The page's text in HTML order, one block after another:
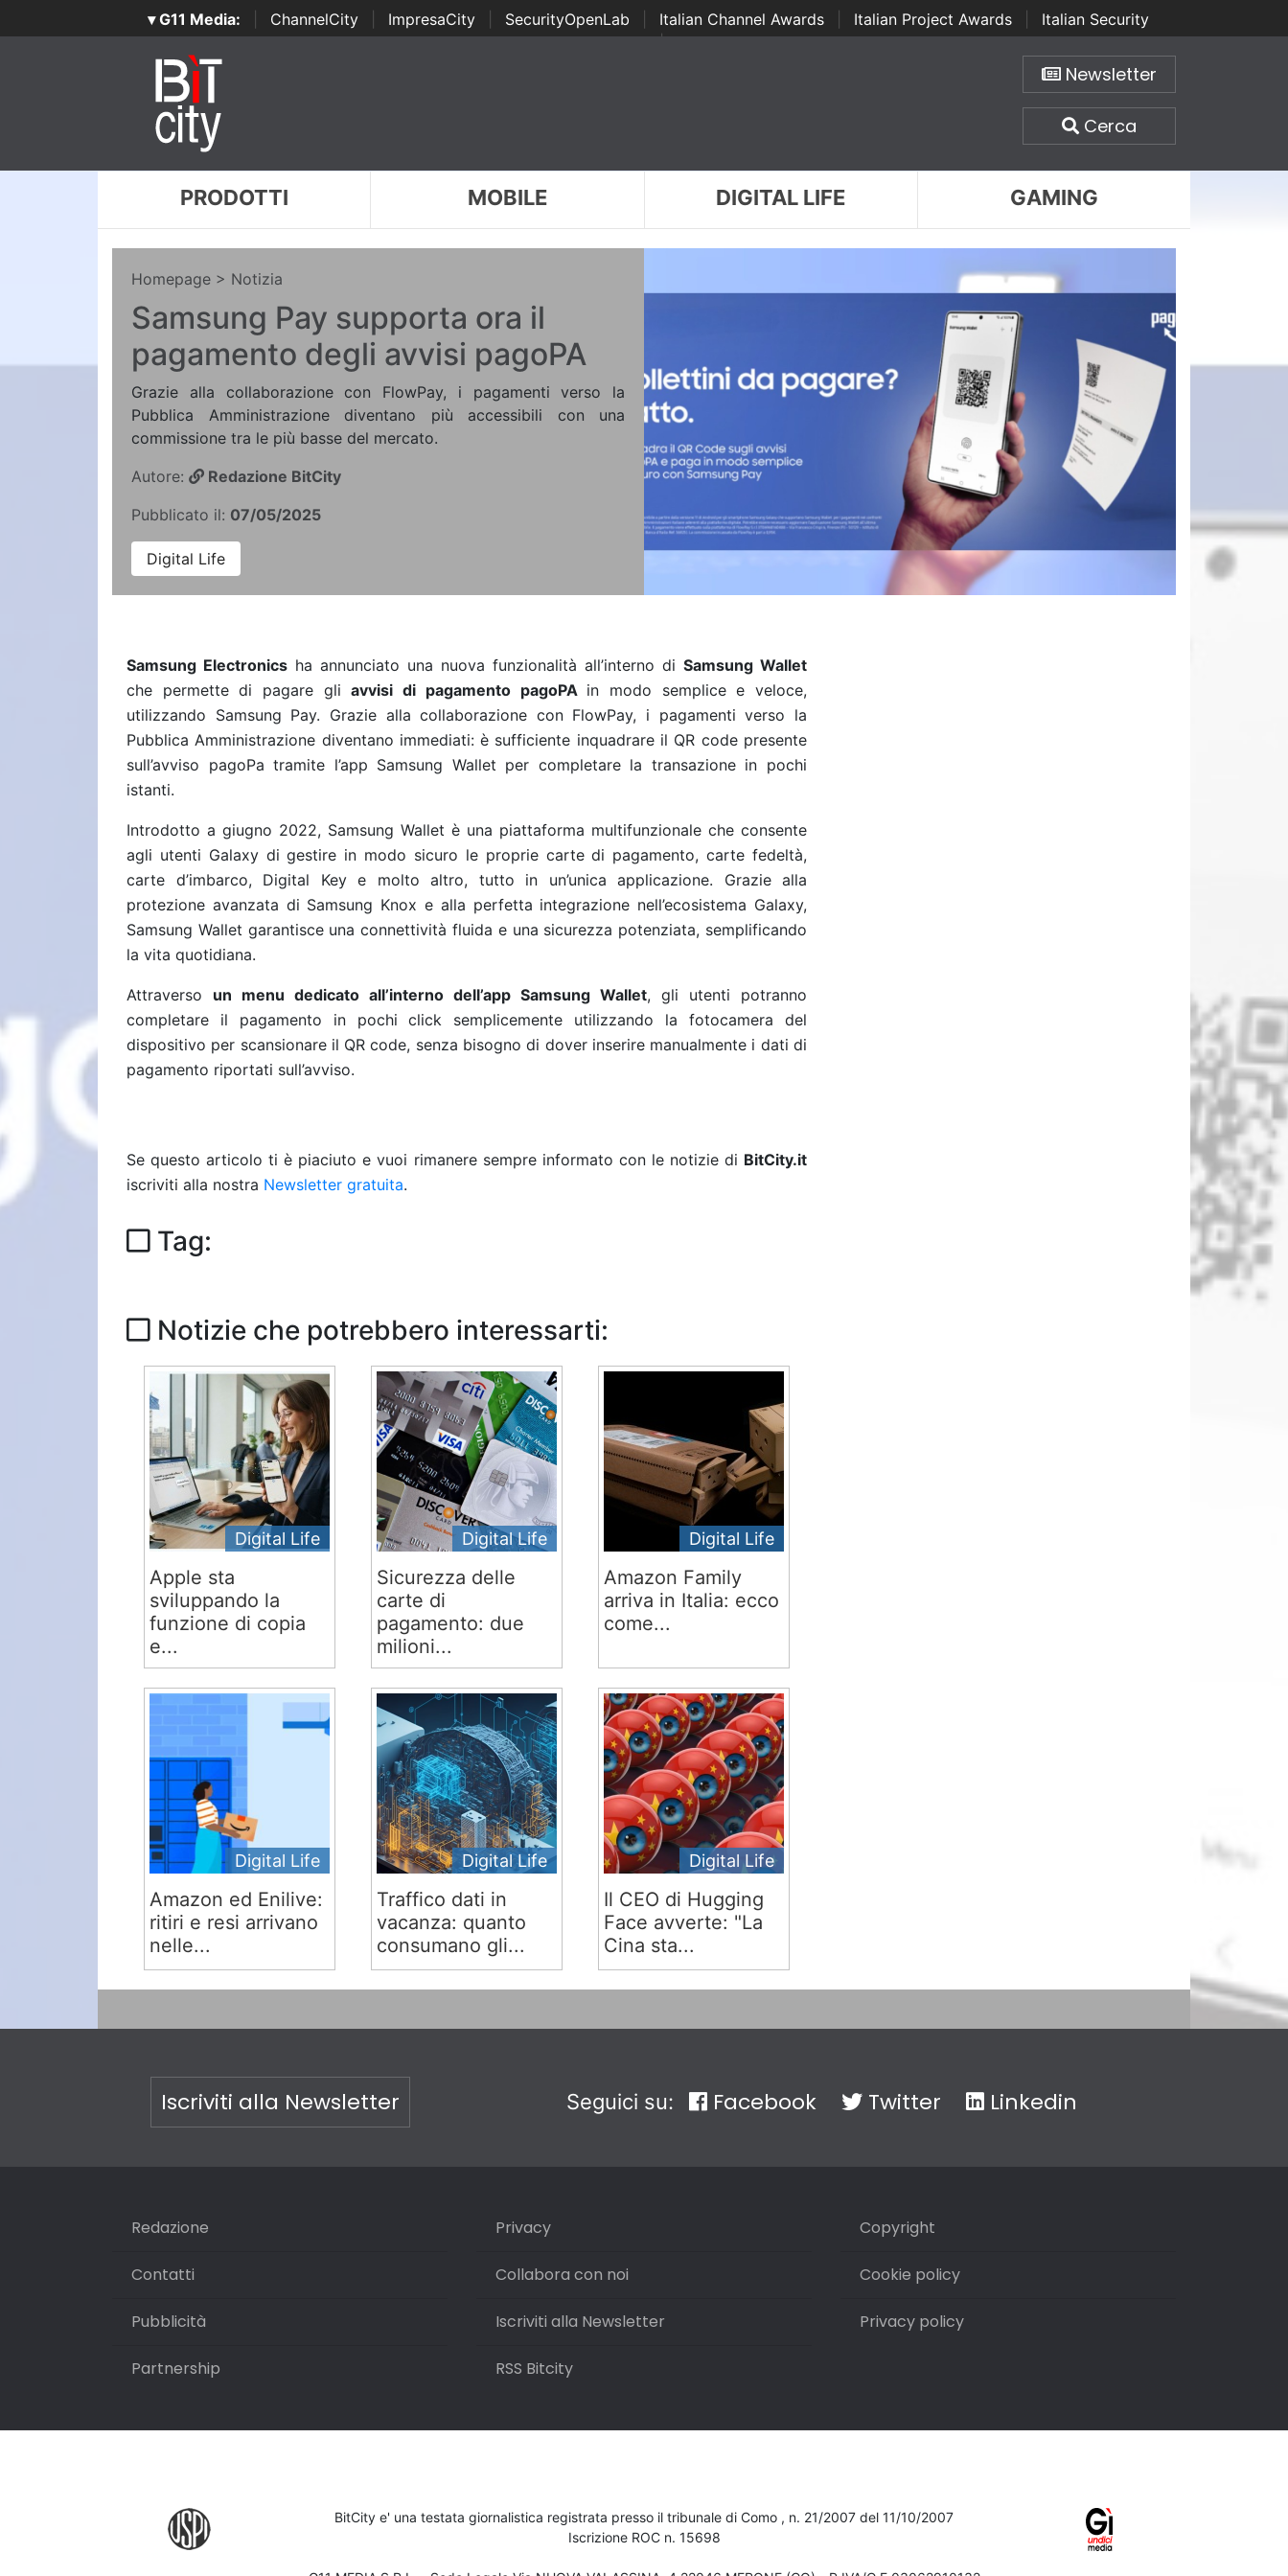
▾ G11 Media: ChannelCity ImpresaCity SecurityOpenLab Italian Channel Awards Italian Project Awards
Italian Security
Awards | ...
Newsletter
Cerca
PRODOTTI MOBILE DIGITAL LIFE GAMING
Homepage > Notizia
Samsung Pay supporta ora il
pagamento degli avvisi pagoPA
Grazie alla collaborazione con FlowPay, i pagamenti verso la
Pubblica Amministrazione diventano più accessibili con una
commissione tra le più basse del mercato.
Autore:
Redazione BitCity
Pubblicato il: 07/05/2025
Digital Life
Samsung Electronics ha annunciato una nuova funzionalità all’interno di Samsung Wallet
che permette di pagare gliavvisi di pagamento pagoPA in modo semplice e veloce,
utilizzando Samsung Pay. Grazie alla collaborazione con FlowPay, i pagamenti verso la
Pubblica Amministrazione diventano immediati: è sufficiente inquadrare il QR code presente
sull’avviso pagoPa tramite l’app Samsung Wallet per completare la transazione in pochi
istanti.
Introdotto a giugno 2022, Samsung Wallet è una piattaforma multifunzionale che consente
agli utenti Galaxy di gestire in modo sicuro le proprie carte di pagamento, carte fedeltà,
carte d’imbarco, Digital Key e molto altro, tutto in un’unica applicazione. Grazie alla
protezione avanzata di Samsung Knox e alla perfetta integrazione nell’ecosistema Galaxy,
Samsung Wallet garantisce una connettività fluida e una sicurezza potenziata, semplificando
la vita quotidiana.
Attraverso un menu dedicato all’interno dell’app Samsung Wallet, gli utenti potranno
completare il pagamento in pochi click semplicemente utilizzando la fotocamera del
dispositivo per scansionare il QR code, senza bisogno di dover inserire manualmente i dati di
pagamento riportati sull’avviso.
Se questo articolo ti è piaciuto e vuoi rimanere sempre informato con le notizie di BitCity.it
iscriviti alla nostra Newsletter gratuita.
Tag:
Notizie che potrebbero interessarti:
Digital Life
Apple sta
sviluppando la
funzione di copia
e...
Digital Life
Sicurezza delle
carte di
pagamento: due
milioni...
Digital Life
Amazon Family
arriva in Italia: ecco
come...
Digital Life
Amazon ed Enilive:
ritiri e resi arrivano
nelle...
Digital Life
Traffico dati in
vacanza: quanto
consumano gli...
Digital Life
Il CEO di Hugging
Face avverte: "La
Cina sta...
Iscriviti alla Newsletter Seguici su: Facebook Twitter Linkedin
Redazione
Contatti
Pubblicità
Partnership
Privacy
Collabora con noi
Iscriviti alla Newsletter
RSS Bitcity
Copyright
Cookie policy
Privacy policy
BitCity e' una testata giornalistica registrata presso il tribunale di Como , n. 21/2007 del 11/10/2007
Iscrizione ROC n. 15698